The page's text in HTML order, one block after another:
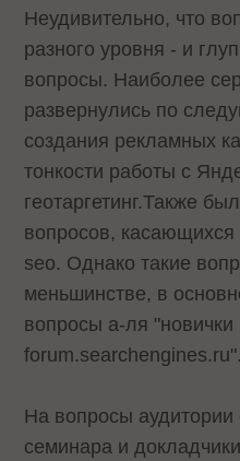
Неудивительно, что
разного уровня - и
вопросы. Наиболее
развернулись по
создания рекламных
тонкости работы с
геотаргетинг.Также
вопросов,
seo. Однако такие
меньшинстве, в
вопросы а-ля "новички
forum.searchengines.ru".
На вопросы
семинара и